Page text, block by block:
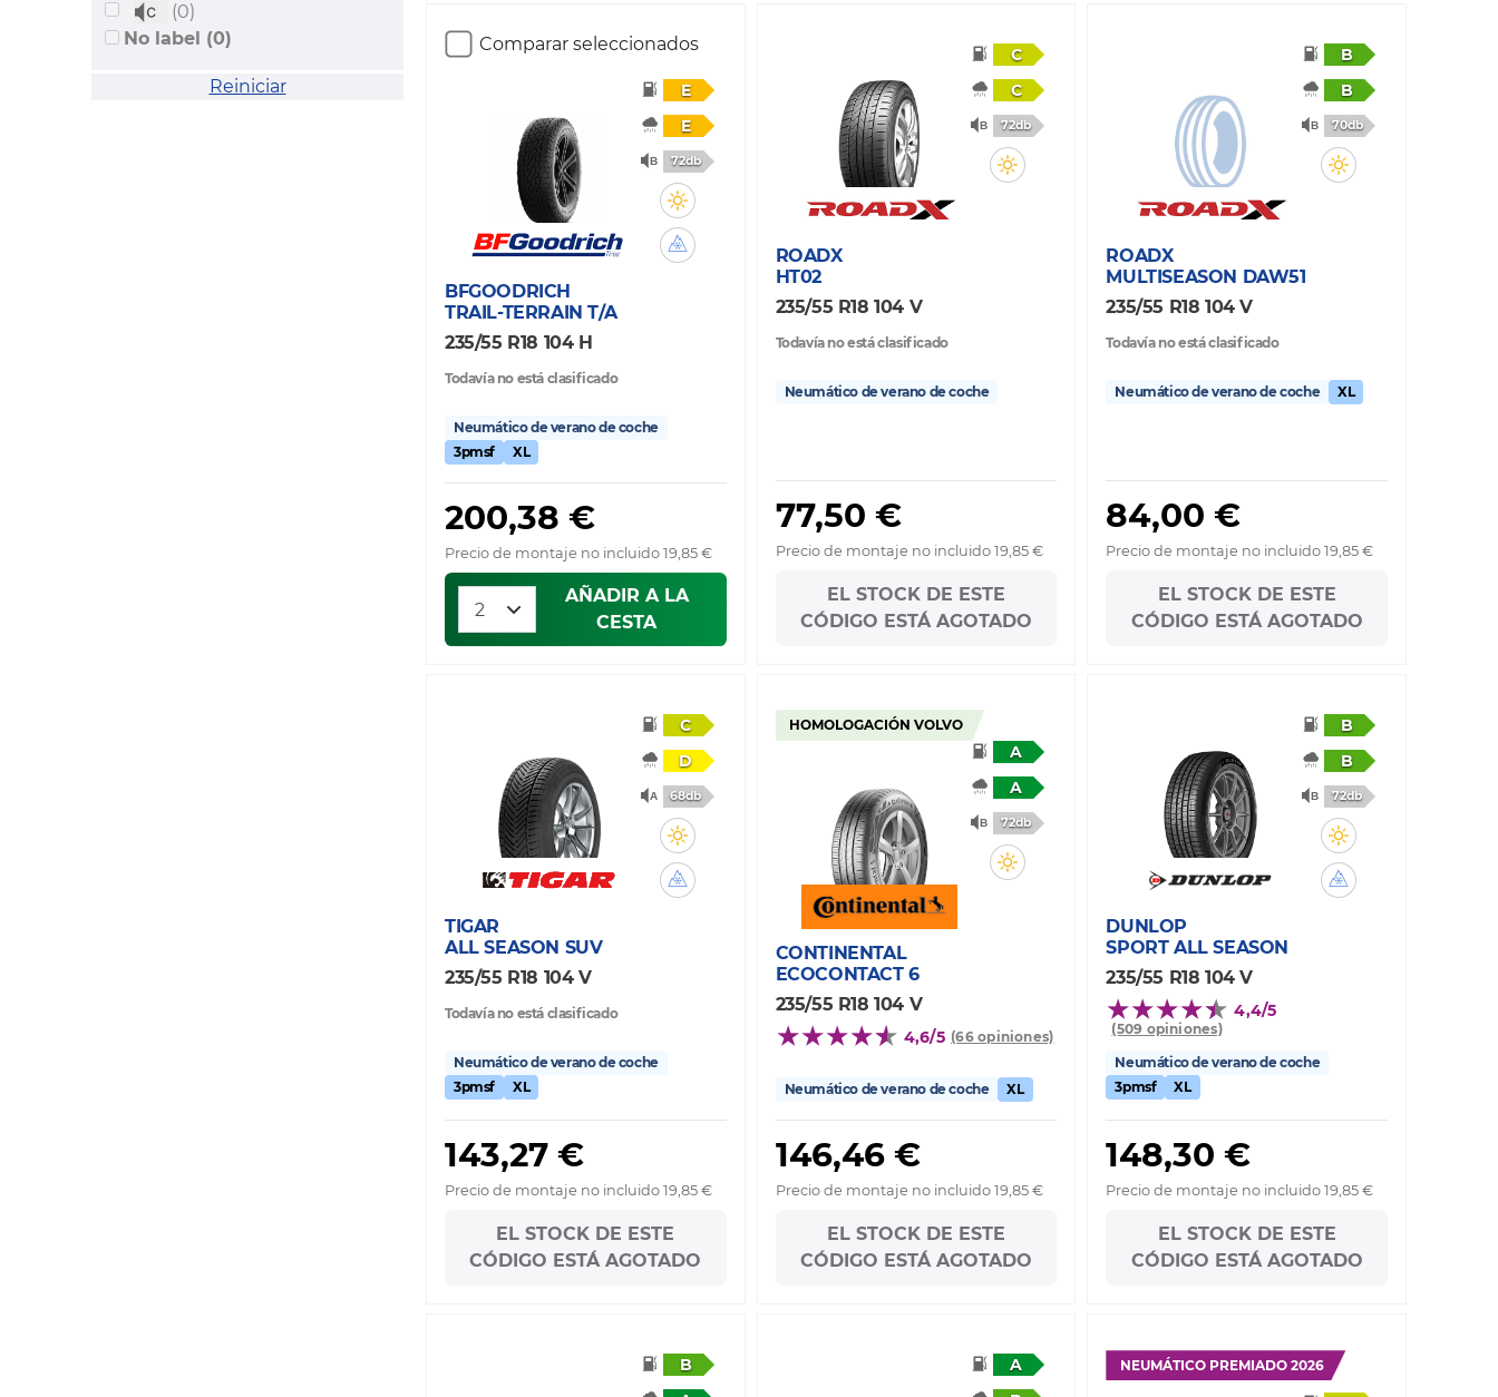
(0)
No label (0)
Reiniciar
Comparar seleccionados
E
E
72db
BFGOODRICH
TRAIL-TERRAIN T/A
235/55 R18 104 H
Todavía no está clasificado
Neumático de verano de coche
3pmsf
XL
200,38 €
Precio de montaje no incluido 19,85 €
AÑADIR A LA
CESTA
C
C
72db
ROADX
HT02
235/55 R18 104 V
Todavía no está clasificado
Neumático de verano de coche
77,50 €
Precio de montaje no incluido 19,85 €
EL STOCK DE ESTE
CÓDIGO ESTÁ AGOTADO
B
B
70db
ROADX
MULTISEASON DAW51
235/55 R18 104 V
Todavía no está clasificado
Neumático de verano de coche XL
84,00 €
Precio de montaje no incluido 19,85 €
EL STOCK DE ESTE
CÓDIGO ESTÁ AGOTADO
C
D
68db
TIGAR
ALL SEASON SUV
235/55 R18 104 V
Todavía no está clasificado
Neumático de verano de coche
3pmsf
XL
143,27 €
Precio de montaje no incluido 19,85 €
EL STOCK DE ESTE
CÓDIGO ESTÁ AGOTADO
HOMOLOGACIÓN VOLVO
A
A
72db
CONTINENTAL
ECOCONTACT 6
235/55 R18 104 V
4,6/5 (66 opiniones)
Neumático de verano de coche XL
146,46 €
Precio de montaje no incluido 19,85 €
EL STOCK DE ESTE
CÓDIGO ESTÁ AGOTADO
B
B
72db
DUNLOP
SPORT ALL SEASON
235/55 R18 104 V
4,4/5
(509 opiniones)
Neumático de verano de coche
3pmsf
XL
148,30 €
Precio de montaje no incluido 19,85 €
EL STOCK DE ESTE
CÓDIGO ESTÁ AGOTADO
B
A
NEUMÁTICO PREMIADO 2026